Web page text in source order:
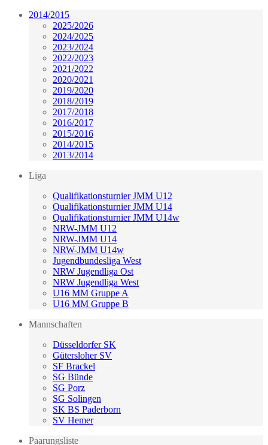
2014/2015
2025/2026
2024/2025
2023/2024
2022/2023
2021/2022
2020/2021
2019/2020
2018/2019
2017/2018
2016/2017
2015/2016
2014/2015
2013/2014
Liga
Qualifikationsturnier JMM U12
Qualifikationsturnier JMM U14
Qualifikationsturnier JMM U14w
NRW-JMM U12
NRW-JMM U14
NRW-JMM U14w
Jugendbundesliga West
NRW Jugendliga Ost
NRW Jugendliga West
U16 MM Gruppe A
U16 MM Gruppe B
Mannschaften
Düsseldorfer SK
Gütersloher SV
SF Brackel
SG Bünde
SG Porz
SG Solingen
SK BS Paderborn
SV Hemer
Paarungsliste